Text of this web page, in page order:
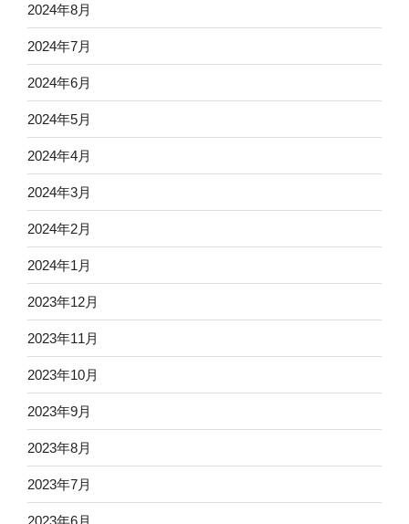
2024年8月
2024年7月
2024年6月
2024年5月
2024年4月
2024年3月
2024年2月
2024年1月
2023年12月
2023年11月
2023年10月
2023年9月
2023年8月
2023年7月
2023年6月